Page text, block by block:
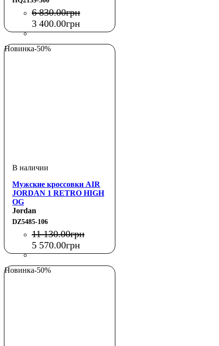
6 830.00грн
3 400.00грн
Новинка-50%
Мужские кроссовки AIR
JORDAN 1 RETRO HIGH
OG
Jordan
DZ5485-106
11 130.00грн
5 570.00грн
Новинка-50%